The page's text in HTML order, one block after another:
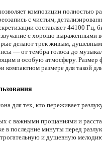
композиции полностью
с чистым,
составляет 44100
с хорошо выраженными
делают трек живым, душевным
— от тембра голоса до
в особую атмосферу. Размер
компактном размере для такой
для тех, кто переживает
с важными прощаниями и
последние минуты перед
и душевную мелодию